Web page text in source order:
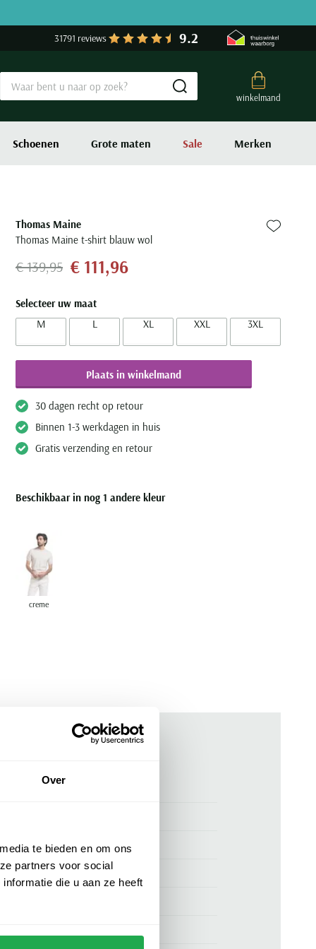
Over
te bieden en om ons
partners voor social
die u aan ze heeft
31791 reviews 9.2
winkelmand
Submit search
Schoenen Grote maten Sale Merken
Thomas Maine
Thomas Maine t-shirt blauw wol
Zet bij
€ 139,95 € 111,96
Selecteer uw maat
M
L XL XXL 3XL
Plaats in winkelmand
30 dagen recht op retour
Binnen 1-3 werkdagen in huis
Gratis verzending en retour
Beschikbaar in nog 1 andere kleur
creme
00157075
Thomas Maine
55% wol en 45% Linnen